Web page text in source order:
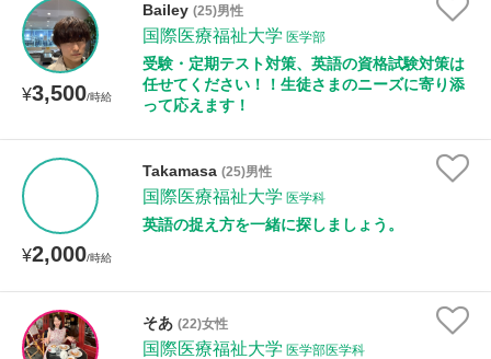
¥3,500/時給
Bailey (25)男性
国際医療福祉大学 医学部
受験・定期テスト対策、英語の資格試験対策は
任せてください！！生徒さまのニーズに寄り添
って応えます！
¥2,000/時給
Takamasa (25)男性
国際医療福祉大学 医学科
英語の捉え方を一緒に探しましょう。
そあ (22)女性
国際医療福祉大学 医学部医学科
性別